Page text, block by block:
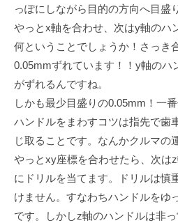
っぽにしながら目的の方向へ目盛
やっとx軸を合わせ、次はy軸のハ
何ということでしょうか！さっき
0.05mmずれています！！y軸のハ
がずれるんですね。
しかも最少目盛りの0.05mm！一
ハンドルをまわすコツは指先で歯
じ取ることです。なんかクルマの
やっとxy座標を合わせたら、次は
にドリルを当てます。ドリルは慎
けません。すなわちハンドルをゆ
です。しかしz軸のハンドルは非